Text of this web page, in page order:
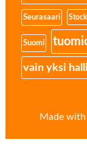
Seurasaari
Suomi
vain yksi
Made